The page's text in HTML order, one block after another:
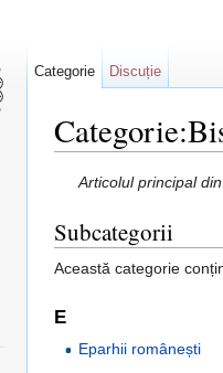
Articolul principal
Subcategorii
Această categorie
E
Eparhii românești
Categorie Discuție